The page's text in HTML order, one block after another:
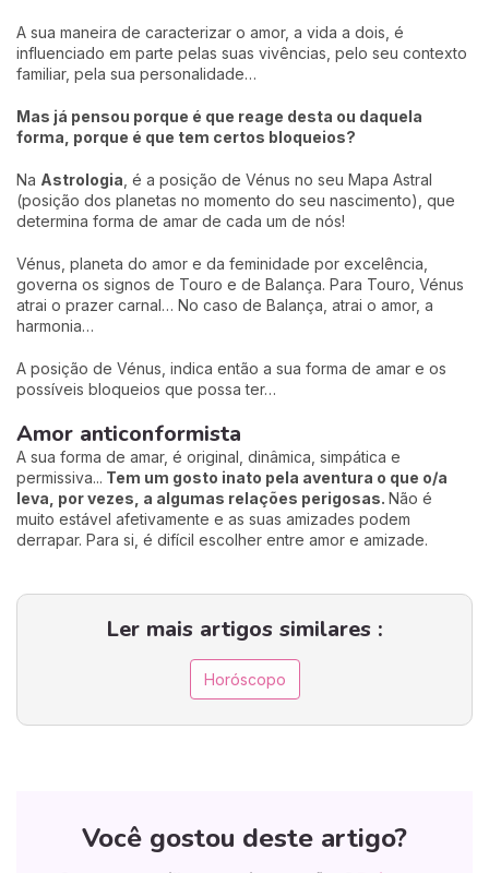
A sua maneira de caracterizar o amor, a vida a dois, é
influenciado em parte pelas suas vivências, pelo seu contexto
familiar, pela sua personalidade…
Mas já pensou porque é que reage desta ou daquela
forma, porque é que tem certos bloqueios?
Na Astrologia , é a posição de Vénus no seu Mapa Astral
(posição dos planetas no momento do seu nascimento), que
determina forma de amar de cada um de nós!
Vénus, planeta do amor e da feminidade por excelência,
governa os signos de Touro e de Balança. Para Touro, Vénus
atrai o prazer carnal… No caso de Balança, atrai o amor, a
harmonia…
A posição de Vénus, indica então a sua forma de amar e os
possíveis bloqueios que possa ter…
Amor anticonformista
A sua forma de amar, é original, dinâmica, simpática e
permissiva... Tem um gosto inato pela aventura o que o/a
leva, por vezes, a algumas relações perigosas. Não é
muito estável afetivamente e as suas amizades podem
derrapar. Para si, é difícil escolher entre amor e amizade.
Ler mais artigos similares :
Horóscopo
Você gostou deste artigo?